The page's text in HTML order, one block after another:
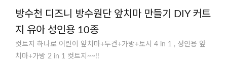
방수천 디즈니 방수원단 앞치마 만들기 DIY 커트
지 유아 성인용 10종
컷트지 하나로 어린이 앞치마+두건+가방+토시 4 in 1 , 성인용 앞
치마+가방 2 in 1 컷트지~~!!